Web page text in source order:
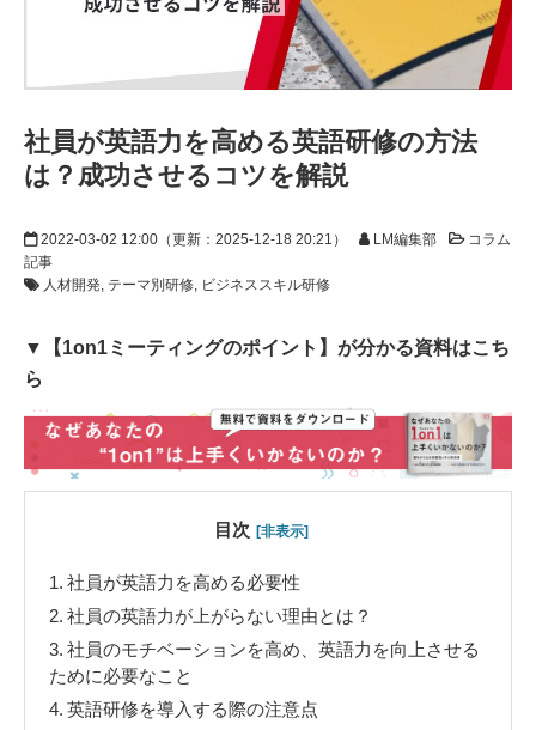
社員が英語力を高める英語研修の方法
は？成功させるコツを解説
2022-03-02 12:00 （更新： 2025-12-18 20:21 ） LM編集部
コラム
記事
人材開発 テーマ別研修 ビジネススキル研修
▼【1on1ミーティングのポイント】が分かる資料はこち
ら
目次 [非表示]
1. 社員が英語力を高める必要性
2. 社員の英語力が上がらない理由とは？
3. 社員のモチベーションを高め、英語力を向上させる
ために必要なこと
4. 英語研修を導入する際の注意点